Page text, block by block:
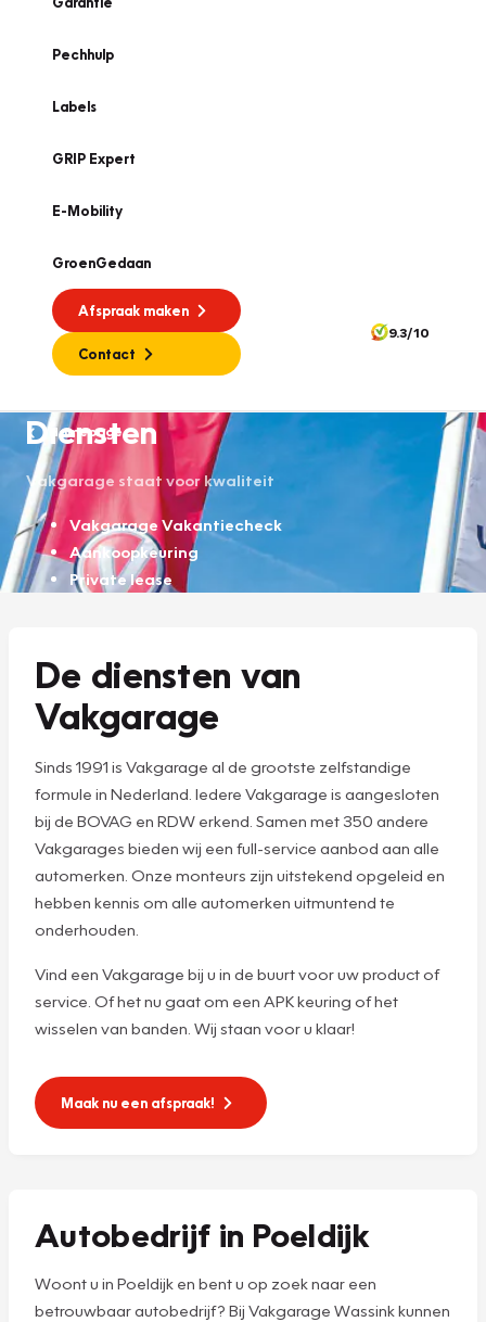
Pechhulp
Labels
GRIP Expert
E-Mobility
GroenGedaan
Afspraak maken
Contact
9.3/10
Homepage
Diensten
Vakgarage staat voor kwaliteit
Vakgarage Vakantiecheck
Aankoopkeuring
Private lease
De diensten van
Vakgarage
Sinds 1991 is Vakgarage al de grootste zelfstandige
formule in Nederland. Iedere Vakgarage is aangesloten
bij de BOVAG en RDW erkend. Samen met 350 andere
Vakgarages bieden wij een full-service aanbod aan alle
automerken. Onze monteurs zijn uitstekend opgeleid en
hebben kennis om alle automerken uitmuntend te
onderhouden.
Vind een Vakgarage bij u in de buurt voor uw product of
service. Of het nu gaat om een APK keuring of het
wisselen van banden. Wij staan voor u klaar!
Maak nu een afspraak!
Autobedrijf in Poeldijk
Woont u in Poeldijk en bent u op zoek naar een
betrouwbaar autobedrijf? Bij Vakgarage Wassink kunnen